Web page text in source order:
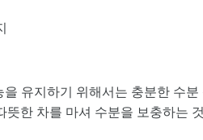
유지하기 위해서는 충분한 수
한 차를 마셔 수분을 보충하는